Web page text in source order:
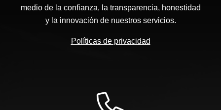
medio de la confianza, la transparencia, honestidad
y la innovación de nuestros servicios.
Políticas de privacidad